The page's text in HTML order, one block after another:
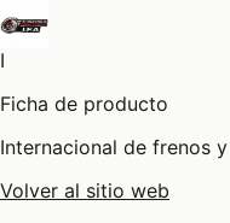
I
Ficha de producto
Internacional de frenos
Volver al sitio web